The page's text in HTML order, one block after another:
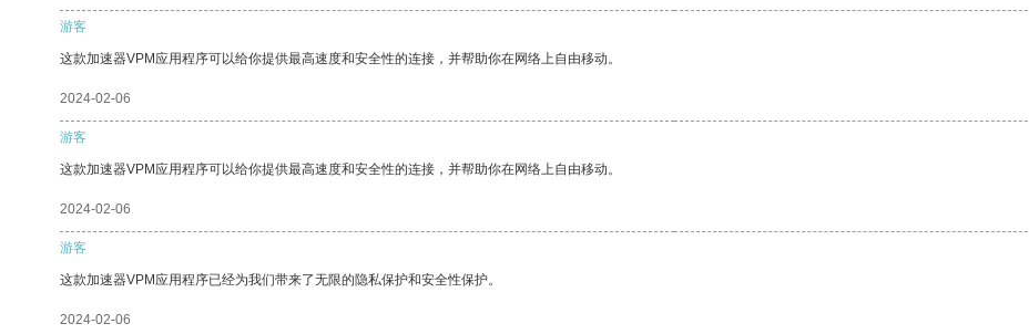
游客
这款加速器VPM应用程序可以给你提供最高速度和安全性的连接，并帮助你在网络上自由移动。
2024-02-06
游客
这款加速器VPM应用程序可以给你提供最高速度和安全性的连接，并帮助你在网络上自由移动。
2024-02-06
游客
这款加速器VPM应用程序已经为我们带来了无限的隐私保护和安全性保护。
2024-02-06